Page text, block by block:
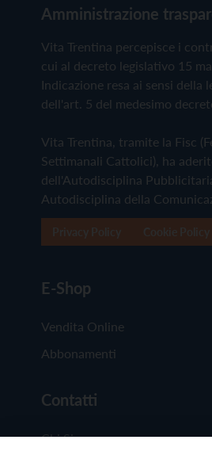
Amministrazione
Vita Trentina percepisce i
cui al decreto legislativo 15
Indicazione resa ai sensi della
dell'art. 5 del medesimo
Vita Trentina, tramite la Fisc
Settimanali Cattolici), ha
dell'Autodisciplina
Autodisciplina della
E-Shop
Vendita Online
Abbonamenti
Contatti
Chi Siamo